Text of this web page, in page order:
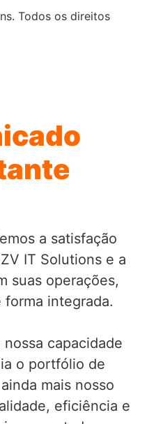
Todos os direitos
a satisfação
IT Solutions e a
suas operações,
forma integrada.
capacidade
o portfólio de
mais nosso
eficiência e